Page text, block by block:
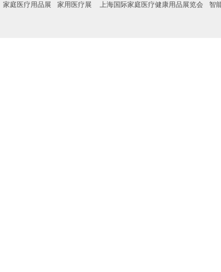
家庭医疗用品展 家用医疗展 上海国际家庭医疗健康用品展览会 智